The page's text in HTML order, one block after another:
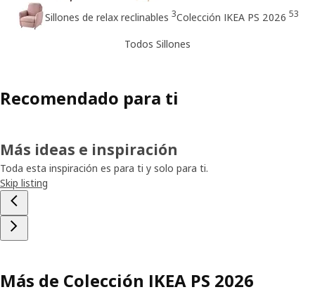
Sillones de relax reclinables 3Colección IKEA PS 2026 53
Todos Sillones
Recomendado para ti
Más ideas e inspiración
Toda esta inspiración es para ti y solo para ti.
Skip listing
Más de Colección IKEA PS 2026